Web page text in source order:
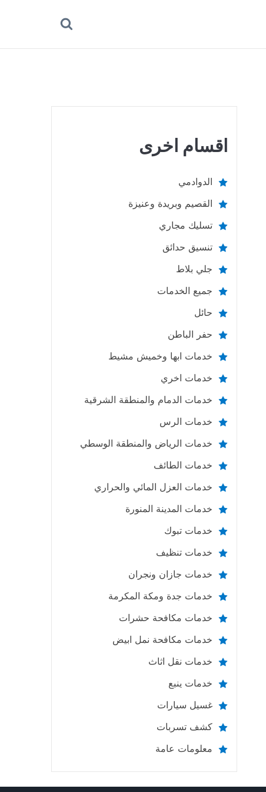
اقسام اخرى
الدوادمي
القصيم وبريدة وعنيزة
تسليك مجاري
تنسيق حدائق
جلي بلاط
جميع الخدمات
حائل
حفر الباطن
خدمات ابها وخميش مشيط
خدمات اخري
خدمات الدمام والمنطقة الشرقية
خدمات الرس
خدمات الرياض والمنطقة الوسطي
خدمات الطائف
خدمات العزل المائي والحراري
خدمات المدينة المنورة
خدمات تبوك
خدمات تنظيف
خدمات جازان ونجران
خدمات جدة ومكة المكرمة
خدمات مكافحة حشرات
خدمات مكافحة نمل ابيض
خدمات نقل اثاث
خدمات ينبع
غسيل سيارات
كشف تسربات
معلومات عامة